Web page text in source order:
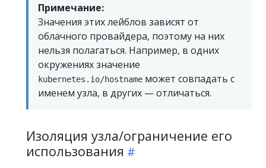
Примечание:
Значения этих лейблов зависят от
облачного провайдера, поэтому на них
нельзя полагаться. Например, в одних
окружениях значение
kubernetes.io/hostname может совпадать с
именем узла, в других — отличаться.
Изоляция узла/ограничение его
использования